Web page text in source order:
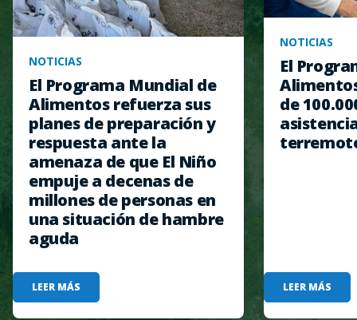
NOTICIAS
El Programa Mundial de
Alimentos refuerza sus
planes de preparación y
respuesta ante la
amenaza de que El Niño
empuje a decenas de
millones de personas en
una situación de hambre
aguda
LEER MÁS
NOTICIAS
El
de
LEER MÁS